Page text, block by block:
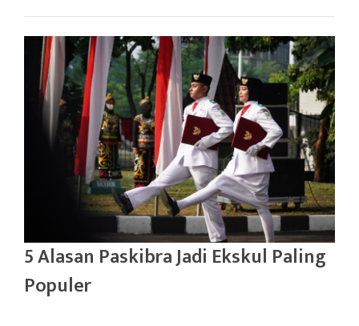
5 Alasan Paskibra Jadi Ekskul Paling
Populer